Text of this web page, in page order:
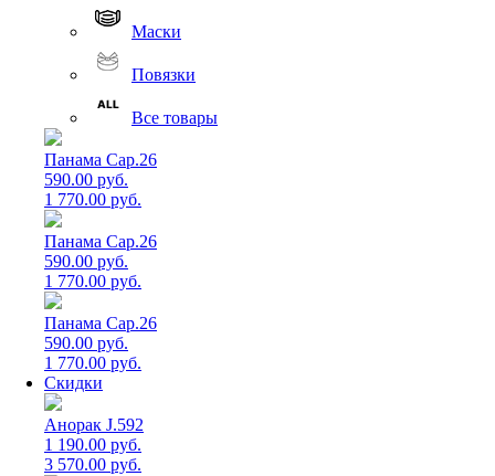
Маски
Повязки
Все товары
Панама Cap.26
590.00 руб.
1 770.00 руб.
Панама Cap.26
590.00 руб.
1 770.00 руб.
Панама Cap.26
590.00 руб.
1 770.00 руб.
Скидки
Анорак J.592
1 190.00 руб.
3 570.00 руб.